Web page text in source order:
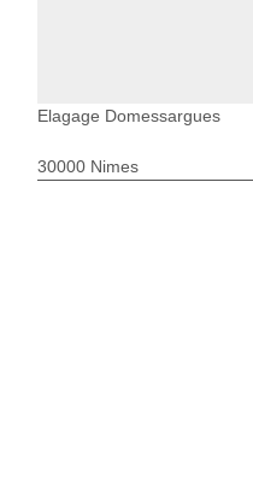
Elagage Domessargues
30000 Nimes